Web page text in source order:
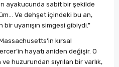
ayakucunda sabit bir şekilde
Ve dehşet içindeki bu an,
uyanışın simgesi gibiydi."
kırsal
hayatı aniden değişir. O
huzurundan sıyrılan bir varlık,